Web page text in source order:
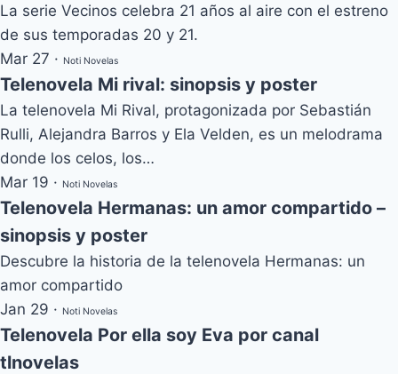
La serie Vecinos celebra 21 años al aire con el estreno
de sus temporadas 20 y 21.
Mar 27 · Noti Novelas
Telenovela Mi rival: sinopsis y poster
La telenovela Mi Rival, protagonizada por Sebastián
Rulli, Alejandra Barros y Ela Velden, es un melodrama
donde los celos, los…
Mar 19 · Noti Novelas
Telenovela Hermanas: un amor compartido –
sinopsis y poster
Descubre la historia de la telenovela Hermanas: un
amor compartido
Jan 29 · Noti Novelas
Telenovela Por ella soy Eva por canal
tlnovelas